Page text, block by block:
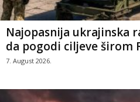
Najopasnija ukrajinska
da pogodi ciljeve širom
7. August 2026.